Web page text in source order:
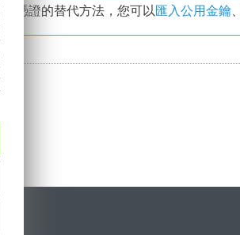
憑證的替代方法，您可以匯入公用金鑰、